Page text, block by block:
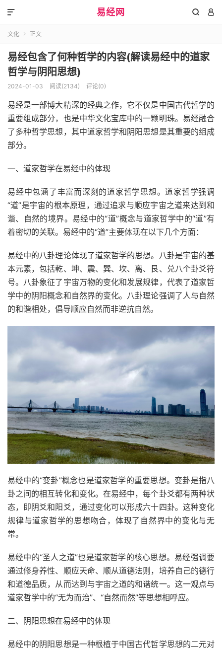
易经网  

文化  正文
易经包含了何种哲学的内容(解读易经中的道家
哲学与阴阳思想)
2024-01-03 阅读(2134) 评论(0)
易经是一部博大精深的经典之作，它不仅是中国古代哲学的
重要组成部分，也是中华文化宝库中的一颗明珠。易经融合
了多种哲学思想，其中道家哲学和阴阳思想是其重要的组成
部分。
一、道家哲学在易经中的体现
易经中包涵了丰富而深刻的道家哲学思想。道家哲学强调
“道”是宇宙的根本原理，通过追求与顺应宇宙之道来达到和
谐、自然的境界。易经中的“道”概念与道家哲学中的“道”有
着密切的关联。易经中的“道”主要体现在以下几个方面：
易经中的八卦理论体现了道家哲学的思想。八卦是宇宙的基
本元素，包括乾、坤、震、巽、坎、离、艮、兑八个卦爻符
号。八卦象征了宇宙万物的变化和发展规律，代表了道家哲
学中的阴阳概念和自然界的变化。八卦理论强调了人与自然
的和谐相处，倡导顺应自然而非逆抗自然。
易经中的“变卦”概念也是道家哲学的重要思想。变卦是指八
卦之间的相互转化和变化。在易经中，每个卦爻都有两种状
态，即阴爻和阳爻，通过变化可以形成六十四卦。这种变化
规律与道家哲学的思想吻合，体现了自然界中的变化与无
常。
易经中的“圣人之道”也是道家哲学的核心思想。易经强调要
通过修身养性、顺应天命、顺从道德法则，培养自己的德行
和道德品质，从而达到与宇宙之道的和谐统一。这一观点与
道家哲学中的“无为而治”、“自然而然”等思想相呼应。
二、阴阳思想在易经中的体现
易经中的阴阳思想是一种根植于中国古代哲学思想的二元对